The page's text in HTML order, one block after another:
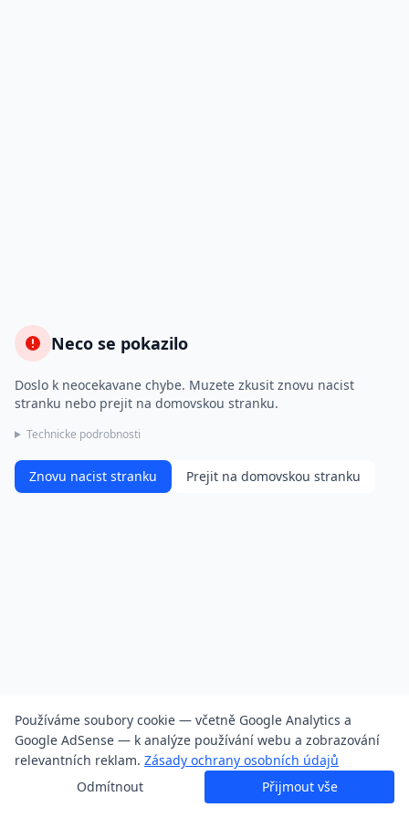
Neco se pokazilo
Doslo k neocekavane chybe. Muzete zkusit znovu nacist
stranku nebo prejit na domovskou stranku.
Technicke podrobnosti
Znovu nacist stranku Prejit na domovskou stranku
Používáme soubory cookie — včetně Google Analytics a
Google AdSense — k analýze používání webu a zobrazování
relevantních reklam. Zásady ochrany osobních údajů
Odmítnout
Přijmout vše